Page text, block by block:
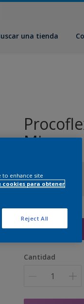
una tienda
Mix
BN.01.87
5 L
Cantidad
to enhance site
cookies para obtener
Reject All